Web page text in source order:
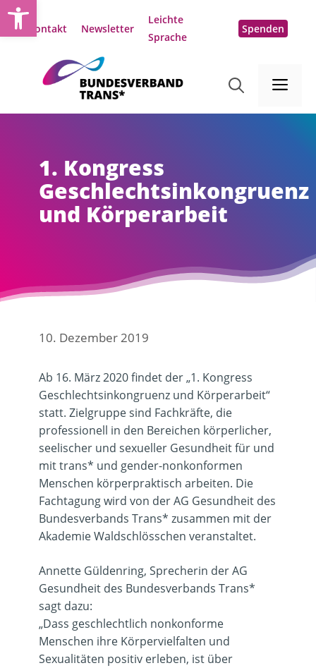
Zum
Inhalt
Kontakt Newsletter
Leichte
Sprache
Spenden
1. Kongress
Geschlechtsinkongruenz
und Körperarbeit
10. Dezember 2019
Ab 16. März 2020 findet der „1. Kongress
Geschlechtsinkongruenz und Körperarbeit“
statt. Zielgruppe sind Fachkräfte, die
professionell in den Bereichen körperlicher,
seelischer und sexueller Gesundheit für und
mit trans* und gender-nonkonformen
Menschen körperpraktisch arbeiten. Die
Fachtagung wird von der AG Gesundheit des
Bundesverbands Trans* zusammen mit der
Akademie Waldschlösschen veranstaltet.
Annette Güldenring, Sprecherin der AG
Gesundheit des Bundesverbands Trans*
sagt dazu:
„Dass geschlechtlich nonkonforme
Menschen ihre Körpervielfalten und
Sexualitäten positiv erleben, ist über